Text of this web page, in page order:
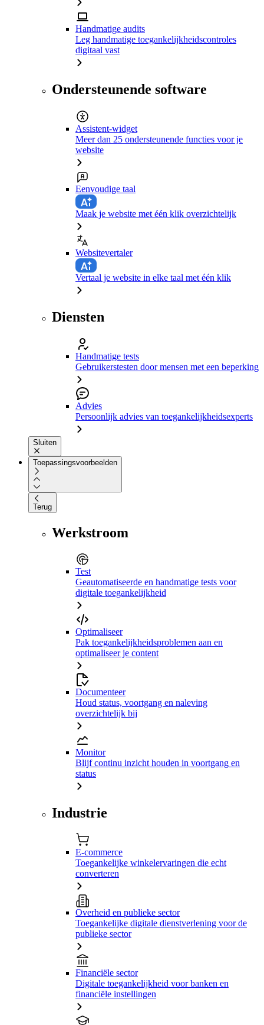
Handmatige audits
Leg handmatige toegankelijkheidscontroles
digitaal vast
Ondersteunende software
Assistent-widget
Meer dan 25 ondersteunende functies voor je
website
Eenvoudige taal
Maak je website met één klik overzichtelijk
Websitevertaler
Vertaal je website in elke taal met één klik
Diensten
Handmatige tests
Gebruikerstesten door mensen met een beperking
Advies
Persoonlijk advies van toegankelijkheidsexperts
Sluiten
Toepassingsvoorbeelden
Terug
Werkstroom
Test
Geautomatiseerde en handmatige tests voor
digitale toegankelijkheid
Optimaliseer
Pak toegankelijkheidsproblemen aan en
optimaliseer je content
Documenteer
Houd status, voortgang en naleving
overzichtelijk bij
Monitor
Blijf continu inzicht houden in voortgang en
status
Industrie
E-commerce
Toegankelijke winkelervaringen die echt
converteren
Overheid en publieke sector
Toegankelijke digitale dienstverlening voor de
publieke sector
Financiële sector
Digitale toegankelijkheid voor banken en
financiële instellingen